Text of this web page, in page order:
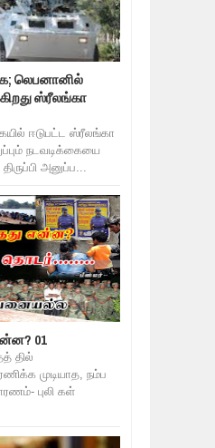
லெபனானில்
ஸ்ரீலங்கா
ஈடுபட்ட ஸ்ரீலங்கா
நடவடிக்கையை
அனுப்ப...
01
தில்
முடியாத, நம்ப
புலி கள்